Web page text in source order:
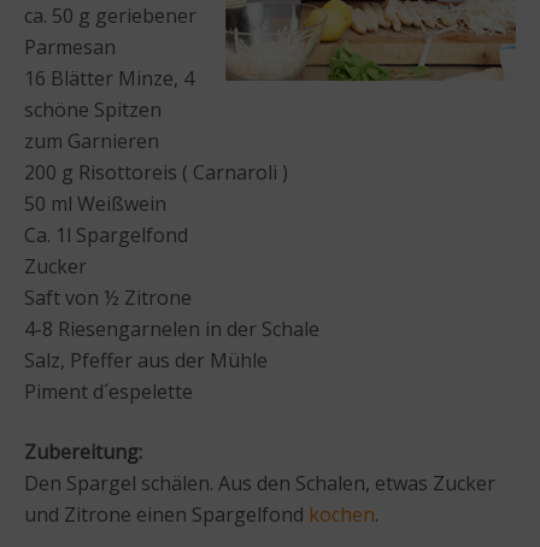
ca. 50 g geriebener
Parmesan
16 Blätter Minze, 4
schöne Spitzen
zum Garnieren
200 g Risottoreis ( Carnaroli )
50 ml Weißwein
Ca. 1l Spargelfond
Zucker
Saft von ½ Zitrone
4-8 Riesengarnelen in der Schale
Salz, Pfeffer aus der Mühle
Piment d´espelette
Zubereitung:
Den Spargel schälen. Aus den Schalen, etwas Zucker
und Zitrone einen Spargelfond kochen.